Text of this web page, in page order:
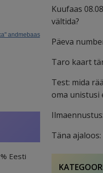
andmebaas
Eesti
Kuufaas
vältida?
Päeva
Taro kaart
Test: mida
oma unistusi
Täna